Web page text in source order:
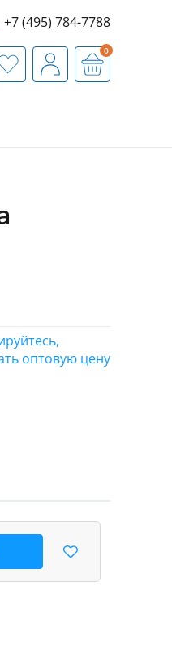
+7 (495) 784-7788
ИзбранноеПрофильКорзина
0
оптовую цену